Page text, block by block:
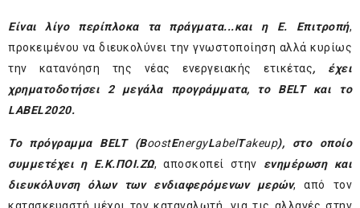
Είναι λίγο περίπλοκα τα πράγματα...και η Ε. Επιτροπή,
προκειμένου να διευκολύνει την γνωστοποίηση αλλά κυρίως
την κατανόηση της νέας ενεργειακής ετικέτας, έχει
χρηματοδοτήσει 2 μεγάλα προγράμματα, το BELT και το
LABEL2020.
Το πρόγραμμα BELT(BoostEnergyLabelTakeup), στο οποίο
συμμετέχει η Ε.Κ.ΠΟΙ.ΖΩ, αποσκοπεί στην ενημέρωση και
διευκόλυνση όλων των ενδιαφερόμενων μερών, από τον